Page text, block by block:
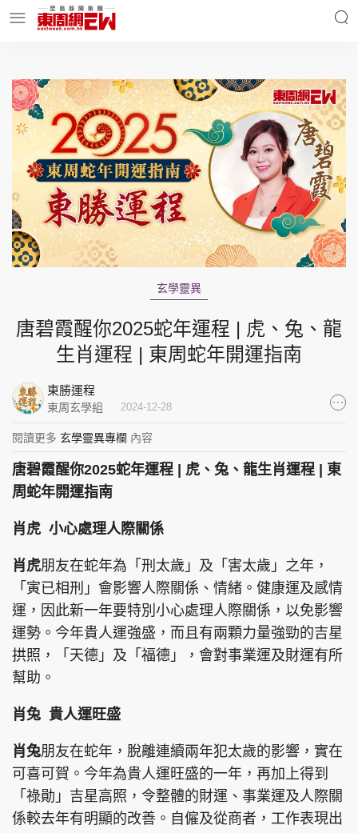
明星名人 時事財經
東周Ladies 優享生活
東周食玩通 會員活動
集團旗下品牌
東周刊 cazbuyer 東Touch
頭條日報 星島環球 The Standard
親子王
頭條搵工 EDUPLUS
玄學靈異
唐碧霞醒你2025蛇年運程 | 虎、兔、龍
生肖運程 | 東周蛇年開運指南
東勝運程
東周玄學組 2024-12-28
閱讀更多 玄學靈異專欄 內容
唐碧霞醒你2025蛇年運程 | 虎、兔、龍生肖運程 | 東
周蛇年開運指南
肖虎 小心處理人際關係
肖虎朋友在蛇年為「刑太歲」及「害太歲」之年，
「寅已相刑」會影響人際關係、情緒。健康運及感情
運，因此新一年要特別小心處理人際關係，以免影響
運勢。今年貴人運強盛，而且有兩顆力量強勁的吉星
拱照，「天德」及「福德」，會對事業運及財運有所
幫助。
肖兔 貴人運旺盛
肖兔朋友在蛇年，脫離連續兩年犯太歲的影響，實在
可喜可賀。今年為貴人運旺盛的一年，再加上得到
「祿勛」吉星高照，令整體的財運、事業運及人際關
係較去年有明顯的改善。自僱及從商者，工作表現出